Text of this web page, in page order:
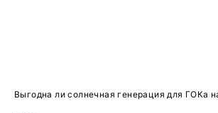
Выгодна ли солнечная генерация для ГОКа